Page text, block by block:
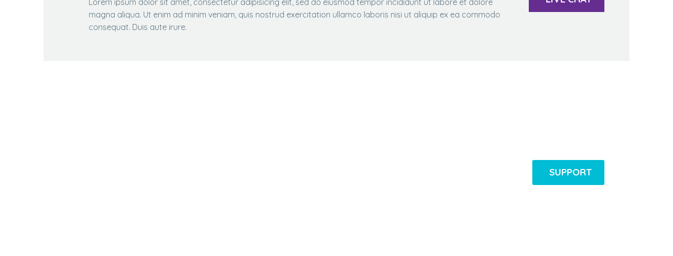
Lorem ipsum dolor sit amet, consectetur adipisicing elit, sed do eiusmod tempor incididunt ut labore et dolore
magna aliqua. Ut enim ad minim veniam, quis nostrud exercitation ullamco laboris nisi ut aliquip ex ea commodo
consequat. Duis aute irure.
SUPPORT